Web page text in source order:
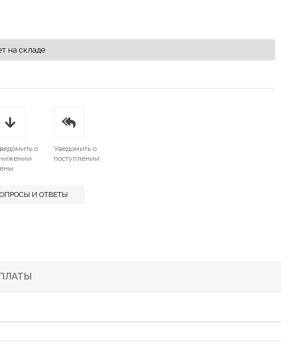
на складе
о
Уведомить о
поступлении
И ОТВЕТЫ